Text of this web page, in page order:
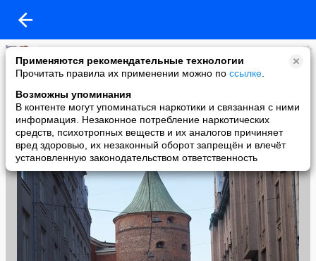
Применяются рекомендательные технологии
Прочитать правила их применении можно по ссылке
Возможны упоминания
В контенте могут упоминаться наркотики и связанная с ними
информация. Незаконное потребление наркотических
средств, психотропных веществ и их аналогов причиняет
вред здоровью, их незаконный оборот запрещён и влечёт
установленную законодательством ответственность
Олег
added a photo
11 Nov в 19:21